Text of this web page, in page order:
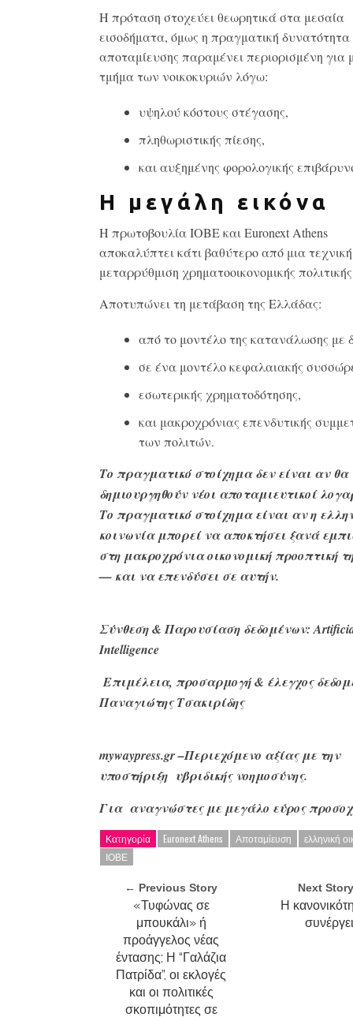
Η πρόταση στοχεύει θεωρητικά στα μεσαία
εισοδήματα, όμως η πραγματική δυνατότητα
αποταμίευσης παραμένει περιορισμένη για
τμήμα των νοικοκυριών λόγω:
υψηλού κόστους στέγασης,
πληθωριστικής πίεσης,
και αυξημένης φορολογικής
Η μεγάλη εικόνα
Η πρωτοβουλία ΙΟΒΕ και Euronext Athens
αποκαλύπτει κάτι βαθύτερο από μια τεχνική
μεταρρύθμιση χρηματοοικονομικής
Αποτυπώνει τη μετάβαση της Ελλάδας:
από το μοντέλο της κατανάλωσης με
σε ένα μοντέλο κεφαλαιακής
εσωτερικής χρηματοδότησης,
και μακροχρόνιας επενδυτικής
των πολιτών.
Το πραγματικό στοίχημα δεν είναι αν θα
δημιουργηθούν νέοι αποταμιευτικοί
Το πραγματικό στοίχημα είναι αν η
κοινωνία μπορεί να αποκτήσει ξανά
στη μακροχρόνια οικονομική προοπτική
— και να επενδύσει σε αυτήν.
Σύνθεση & Παρουσίαση δεδομένων:
Intelligence
Επιμέλεια, προσαρμογή & έλεγχος
Παναγιώτης Τσακιρίδης
mywaypress.gr–Περιεχόμενο αξίας με την
υποστήριξη υβριδικής νοημοσύνης.
Για αναγνώστες με μεγάλο εύρος
Κατηγορία Euronext Athens Αποταμίευση
ελληνική
ΙΟΒΕ
← Previous Story
«Τυφώνας σε
μπουκάλι» ή
προάγγελος νέας
έντασης; Η “Γαλάζια
Πατρίδα”, οι εκλογές
και οι πολιτικές
σκοπιμότητες σε
Next
Η